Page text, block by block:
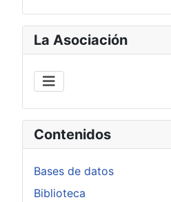
La Asociación
Contenidos
Bases de datos
Biblioteca